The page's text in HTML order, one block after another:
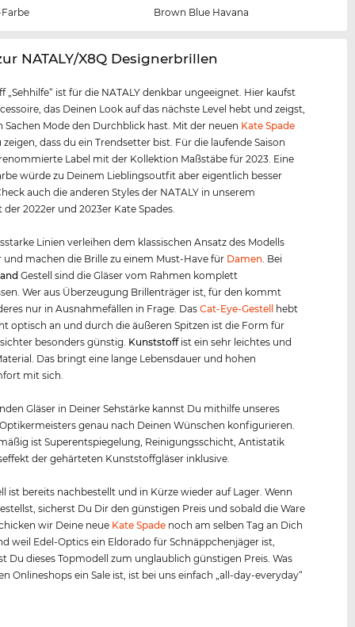
Brown Blue Havana
NATALY/X8Q Designerbrillen
„Sehhilfe“ ist für die NATALY denkbar ungeeignet. Hier kaufst
das Deinen Look auf das nächste Level hebt und zeigst,
Sachen Mode den Durchblick hast. Mit der neuen Kate Spade
zeigen, dass du ein Trendsetter bist. Für die laufende Saison
Label mit der Kollektion Maßstäbe für 2023. Eine
würde zu Deinem Lieblingsoutfit aber eigentlich besser
auch die anderen Styles der NATALY in unserem
2022er und 2023er Kate Spades.
Linien verleihen dem klassischen Ansatz des Modells
und machen die Brille zu einem Must-Have für Damen. Bei
Gestell sind die Gläser vom Rahmen komplett
Wer aus Überzeugung Brillenträger ist, für den kommt
nur in Ausnahmefällen in Frage. DasCat-Eye-Gestell
hebt
optisch an und durch die äußeren Spitzen ist die Form für
besonders günstig. Kunststoffist ein sehr leichtes und
Das bringt eine lange Lebensdauer und hohen
mit sich.
Gläser in Deiner Sehstärke kannst Du mithilfe unseres
genau nach Deinen Wünschen konfigurieren.
ist Superentspiegelung, Reinigungsschicht, Antistatik
der gehärteten Kunststoffgläser inklusive.
ist bereits nachbestellt und in Kürze wieder auf Lager. Wenn
sicherst Du Dir den günstigen Preis und sobald die Ware
wir Deine neue Kate Spade noch am selben Tag an Dich
weil Edel-Optics ein Eldorado für Schnäppchenjäger ist,
Du dieses Topmodell zum unglaublich günstigen Preis. Was
Onlineshops ein Sale ist, ist bei uns einfach „all-day-everyday“